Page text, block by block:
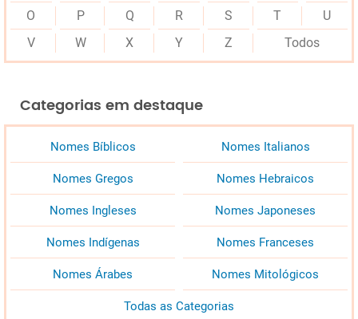
O
P Q R S T
U
V
W X Y Z Todos
Categorias em destaque
Nomes Bíblicos Nomes Italianos
Nomes Gregos Nomes Hebraicos
Nomes Ingleses Nomes Japoneses
Nomes Indígenas Nomes Franceses
Nomes Árabes Nomes Mitológicos
Todas as Categorias